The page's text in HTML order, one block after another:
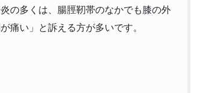
の多くは、腸脛靭帯のなかでも膝の外
痛い」と訴える方が多いです。